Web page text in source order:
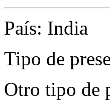
País: India
Tipo de
Otro tipo de